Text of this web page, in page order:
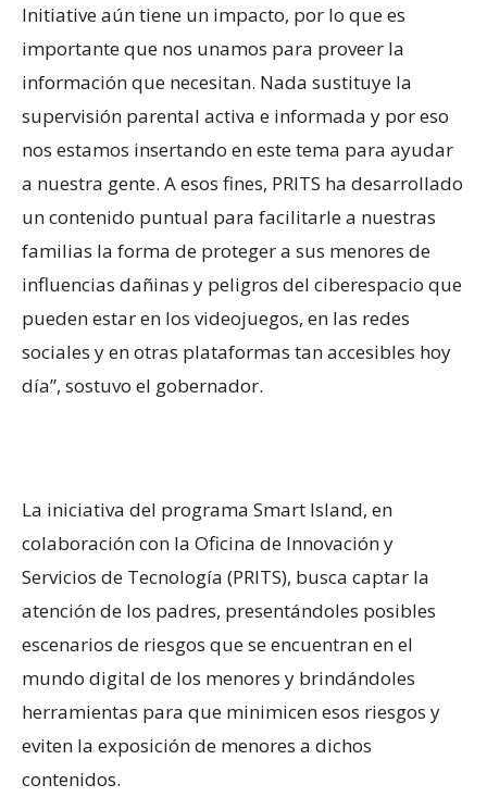
Initiative aún tiene un impacto, por lo que es
importante que nos unamos para proveer la
información que necesitan. Nada sustituye la
supervisión parental activa e informada y por eso
nos estamos insertando en este tema para ayudar
a nuestra gente. A esos fines, PRITS ha desarrollado
un contenido puntual para facilitarle a nuestras
familias la forma de proteger a sus menores de
influencias dañinas y peligros del ciberespacio que
pueden estar en los videojuegos, en las redes
sociales y en otras plataformas tan accesibles hoy
día”, sostuvo el gobernador.
La iniciativa del programa Smart Island, en
colaboración con la Oficina de Innovación y
Servicios de Tecnología (PRITS), busca captar la
atención de los padres, presentándoles posibles
escenarios de riesgos que se encuentran en el
mundo digital de los menores y brindándoles
herramientas para que minimicen esos riesgos y
eviten la exposición de menores a dichos
contenidos.